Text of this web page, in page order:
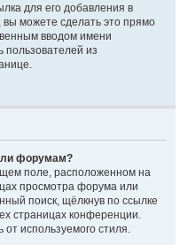
для его добавления в
вы можете сделать это прямо
вводом имени
пользователей из
форумам?
поле, расположенном на
просмотра форума или
поиск, щёлкнув по ссылке
страницах конференции.
от используемого стиля.